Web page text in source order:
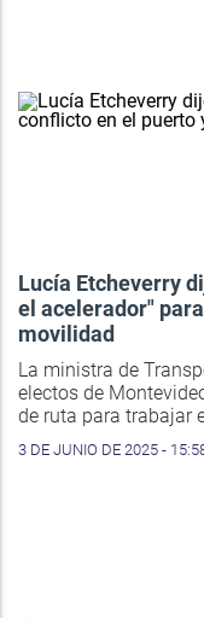
Lucía Etcheverry
el acelerador"
movilidad
La ministra de
electos de
de ruta para trabajar
3 DE JUNIO DE 2025 -